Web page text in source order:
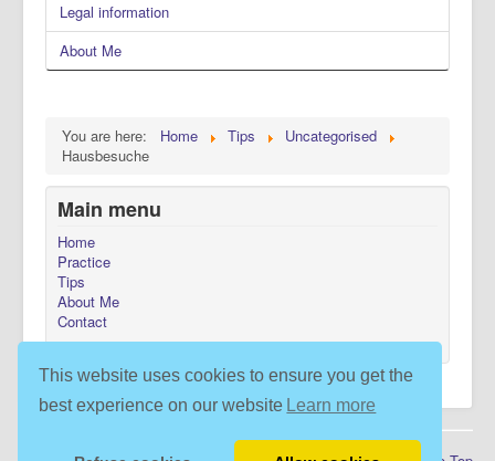
This website uses cookies to ensure you get the
best experience on our website Learn more
Legal information
About Me
You are here: Home Tips
Uncategorised
Hausbesuche
Main menu
Home
Practice
Tips
About Me
Contact